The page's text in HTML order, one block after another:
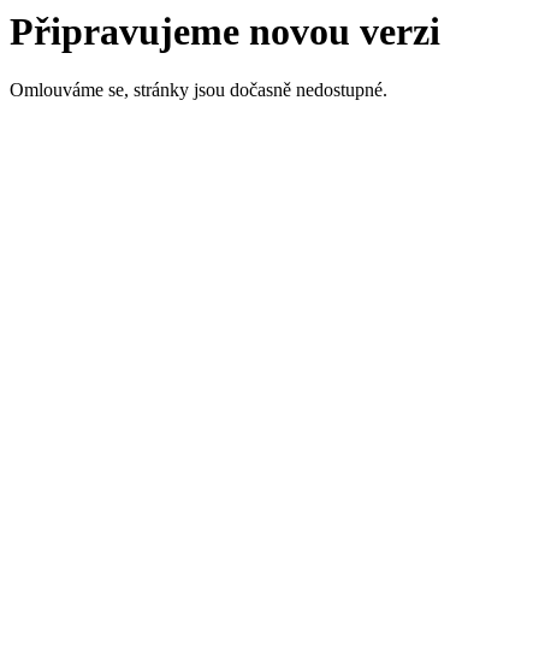
Připravujeme novou verzi
Omlouváme se, stránky jsou dočasně nedostupné.